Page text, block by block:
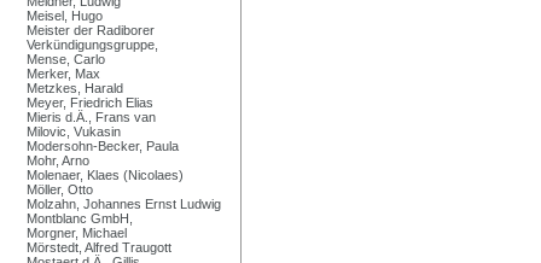
Meisel, Hugo
Meister der Radiborer
Verkündigungsgruppe,
Mense, Carlo
Merker, Max
Metzkes, Harald
Meyer, Friedrich Elias
Mieris d.Ä., Frans van
Milovic, Vukasin
Modersohn-Becker, Paula
Mohr, Arno
Molenaer, Klaes (Nicolaes)
Möller, Otto
Molzahn, Johannes Ernst Ludwig
Montblanc GmbH,
Morgner, Michael
Mörstedt, Alfred Traugott